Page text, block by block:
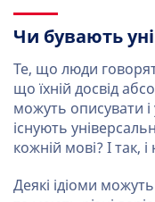
Чи бувають
Те, що люди
що їхній досвід
можуть описувати і
існують
кожній мові? І так, і
Деякі ідіоми